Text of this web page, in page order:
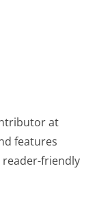
at
features
reader-friendly